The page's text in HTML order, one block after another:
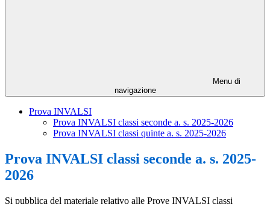
Menu di
navigazione
Prova INVALSI
Prova INVALSI classi seconde a. s. 2025-2026
Prova INVALSI classi quinte a. s. 2025-2026
Prova INVALSI classi seconde a. s. 2025-
2026
Si pubblica del materiale relativo alle Prove INVALSI classi